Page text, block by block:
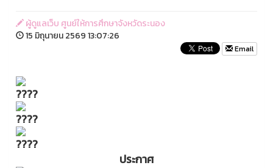
ผู้ดูแลเว็บ ศูนย์ให้การศึกษาจังหวัดระนอง
15 มิถุนายน 2569 13:07:26
Email
ประกาศ